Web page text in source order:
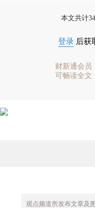
本文共计
登录 后获
财新通会员
可畅读全文
观点频道所发布文章及